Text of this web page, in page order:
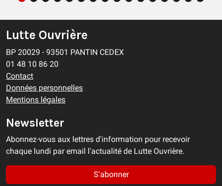
Lutte Ouvrière
BP 20029 - 93501 PANTIN CEDEX
01 48 10 86 20
Contact
Données personnelles
Mentions légales
Newsletter
Abonnez-vous aux lettres d'information pour recevoir
chaque lundi par email l'actualité de Lutte Ouvrière.
S'abonner